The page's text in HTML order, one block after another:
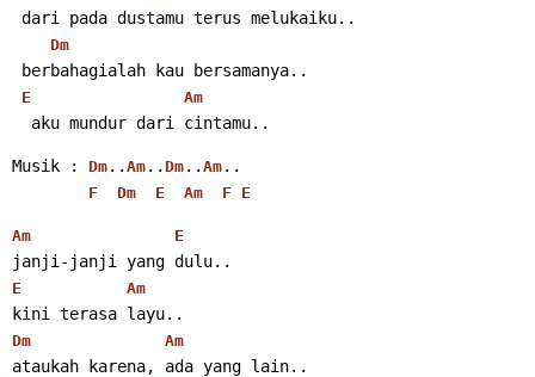
dari pada dustamu terus melukaiku..
Dm
berbahagialah kau bersamanya..
E Am
  aku mundur dari cintamu..
Musik : Dm .. Am .. Dm .. Am ..
F Dm E Am F E
Am E
janji-janji yang dulu..
E Am
kini terasa layu..
Dm Am
ataukah karena, ada yang lain..